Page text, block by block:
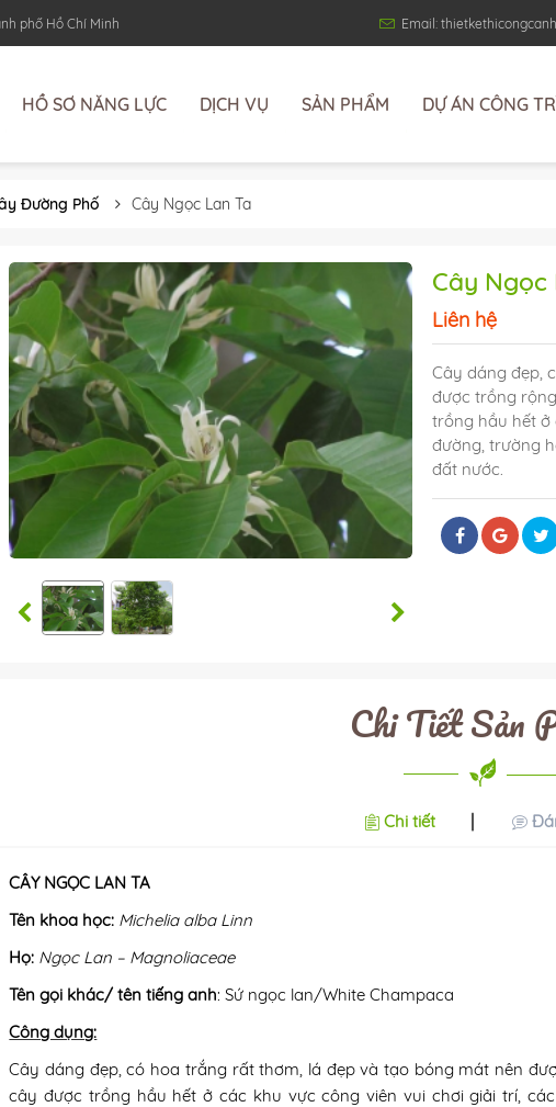
phố Hồ Chí Minh Email:
HỒ SƠ NĂNG LỰC DỊCH VỤ SẢN PHẨM DỰ ÁN CÔNG
Đường Phố Cây Ngọc Lan Ta
Cây Ngọc
Liên hệ
Cây dáng đẹp,
được trồng
trồng hầu hết ở
đường, trường
đất nước.
Chi Tiết Sản
Chi tiết
CÂY NGỌC LAN TA
Tên khoa học: Michelia alba Linn
Họ: Ngọc Lan – Magnoliaceae
Tên gọi khác/ tên tiếng anh: Sứ ngọc lan/White Champaca
Công dụng:
Cây dáng đẹp, có hoa trắng rất thơm, lá đẹp và tạo bóng mát nên
cây được trồng hầu hết ở các khu vực công viên vui chơi giải trí,